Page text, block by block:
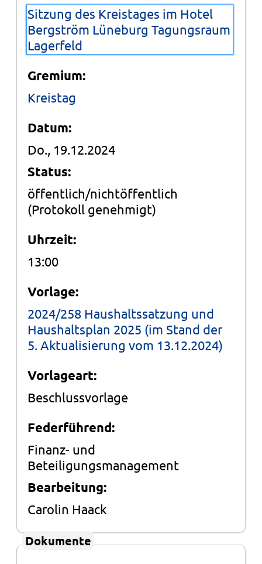
Sitzung des Kreistages im Hotel
Bergström Lüneburg Tagungsraum
Lagerfeld
Gremium:
Kreistag
Datum:
Do., 19.12.2024
Status:
öffentlich/nichtöffentlich
(Protokoll genehmigt)
Uhrzeit:
13:00
Vorlage:
2024/258 Haushaltssatzung und
Haushaltsplan 2025 (im Stand der
5. Aktualisierung vom 13.12.2024)
Vorlageart:
Beschlussvorlage
Federführend:
Finanz- und
Beteiligungsmanagement
Bearbeitung:
Carolin Haack
Dokumente